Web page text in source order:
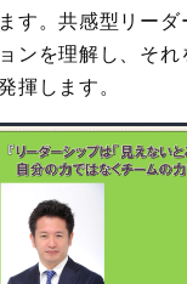
す。共感型リーダ
ンを理解し、それ
揮します。